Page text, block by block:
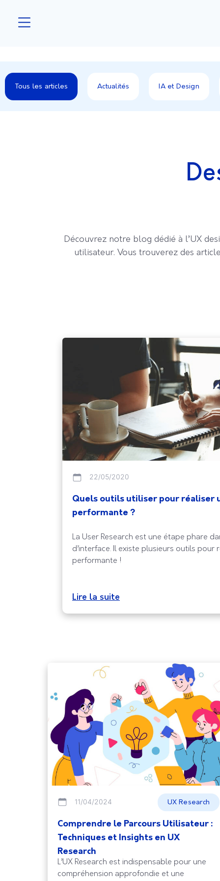
Tous les articles Actualités IA et Design
Découvrez notre blog dédié à l’UX
utilisateur. Vous trouverez des
22/05/2020
Quels outils utiliser pour réaliser
performante ?
La User Research est une étape phare
d’interface. Il existe plusieurs outils pour
performante !
Lire la suite
11/04/2024 UX Research
Comprendre le Parcours Utilisateur :
Techniques et Insights en UX
Research
L’UX Research est indispensable pour une
compréhension approfondie et une